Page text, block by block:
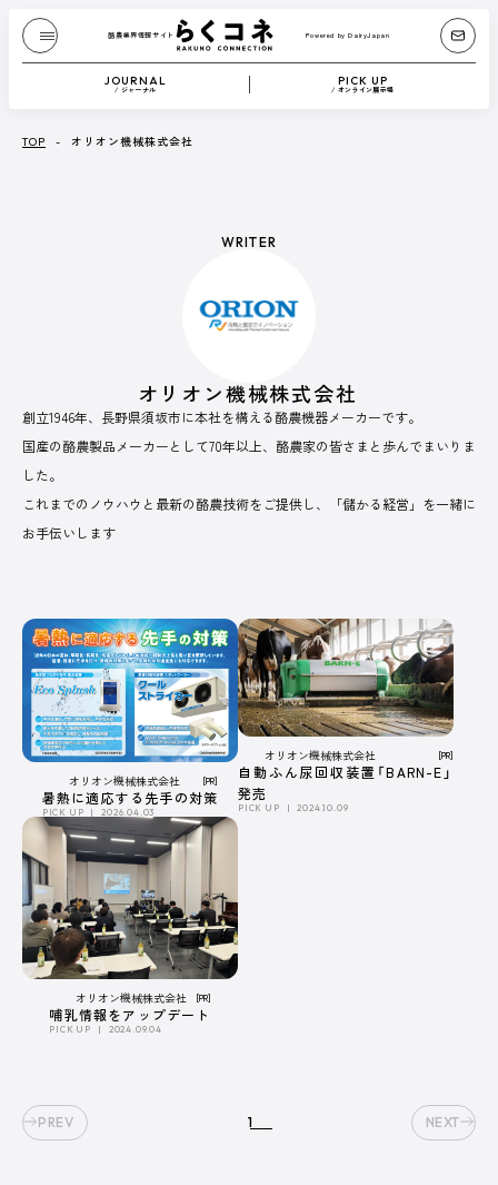
酪農業界情報サイト Powered by DairyJapan
JOURNAL
/ ジャーナル
PICK UP
/ オンライン展示場
JOURNAL
たのしくなるコンテンツです。
記事一覧へ
CATEGORY
Dairy Japan抜粋記事 酪農役立ちコラム
誌上展示会
皆さまの酪農経営に役立てる、さまざまなサー
ビスや商品を紹介しています。
オンラインのスポンサー出展ブースです。
記事一覧へ
COMPANY
オルテック・ジ
ャパン合同会社
アサヒバイオサ
イクル株式会社
TOP - オリオン機械株式会社
WRITER
オリオン機械株式会社
創立1946年、長野県須坂市に本社を構える酪農機器メーカーです。
国産の酪農製品メーカーとして70年以上、酪農家の皆さまと歩んでまいりま
した。
これまでのノウハウと最新の酪農技術をご提供し、「儲かる経営」を一緒に
お手伝いします
オリオン機械株式会社 [PR]
暑熱に適応する先手の対策
PICK UP 2026.04.03
オリオン機械株式会社 [PR]
自動ふん尿回収装置「BARN-E」
発売
PICK UP 2024.10.09
オリオン機械株式会社 [PR]
哺乳情報をアップデート
PICK UP 2024.09.04
PREV 1 NEXT